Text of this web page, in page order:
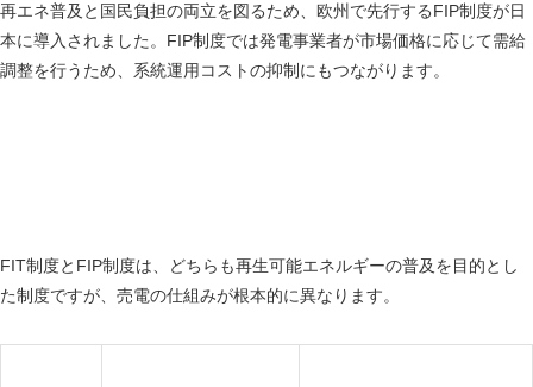
再エネ普及と国民負担の両立を図るため、欧州で先行するFIP制度が日
本に導入されました。FIP制度では発電事業者が市場価格に応じて需給
調整を行うため、系統運用コストの抑制にもつながります。
FIT制度とFIP制度は、どちらも再生可能エネルギーの普及を目的とし
た制度ですが、売電の仕組みが根本的に異なります。